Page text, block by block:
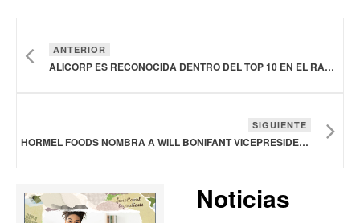
ANTERIOR
ALICORP ES RECONOCIDA DENTRO DEL TOP 10 EN EL RANKING MERCO RESPONSABILIDAD ESG 2025
SIGUIENTE
HORMEL FOODS NOMBRA A WILL BONIFANT VICEPRESIDENTE DEL GRUPO Y DIRECTOR DE LA CADENA DE SUMINISTRO
Noticias